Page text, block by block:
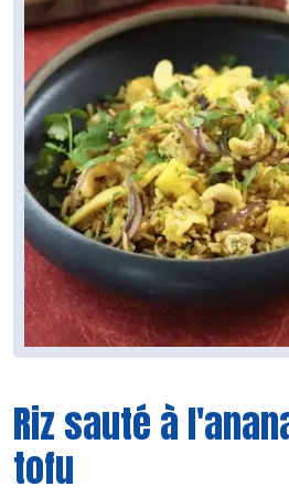
Riz sauté à
tofu